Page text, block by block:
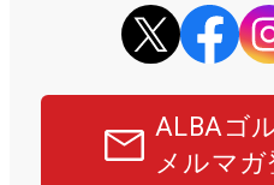
ALBAゴ
メルマ